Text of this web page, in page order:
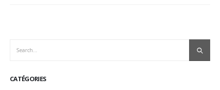
CATÉGORIES